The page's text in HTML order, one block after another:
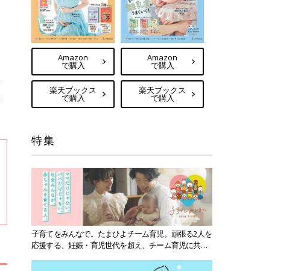
Amazon
で購入
楽天ブックス
で購入
Amazon
で購入
楽天ブックス
で購入
特集
子育てをみんなで。たまひよチーム育児。頑張る2人を
応援する、妊娠・育児世代を超え、チーム育児に共感